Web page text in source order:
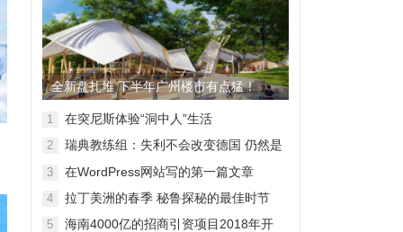
全新盘扎堆 下半年广州楼市有点猛！
1 在突尼斯体验“洞中人”生活
2
瑞典教练组：失利不会改变德国 仍然是
3 在WordPress网站写的第一篇文章
4 拉丁美洲的春季 秘鲁探秘的最佳时节
5
海南4000亿的招商引资项目2018年开